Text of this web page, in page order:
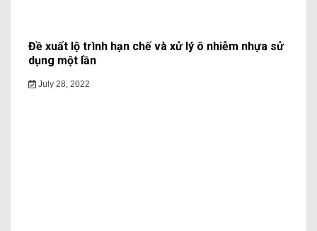
Đề xuất lộ trình hạn chế và xử lý ô nhiễm nhựa sử
dụng một lần
July 28, 2022